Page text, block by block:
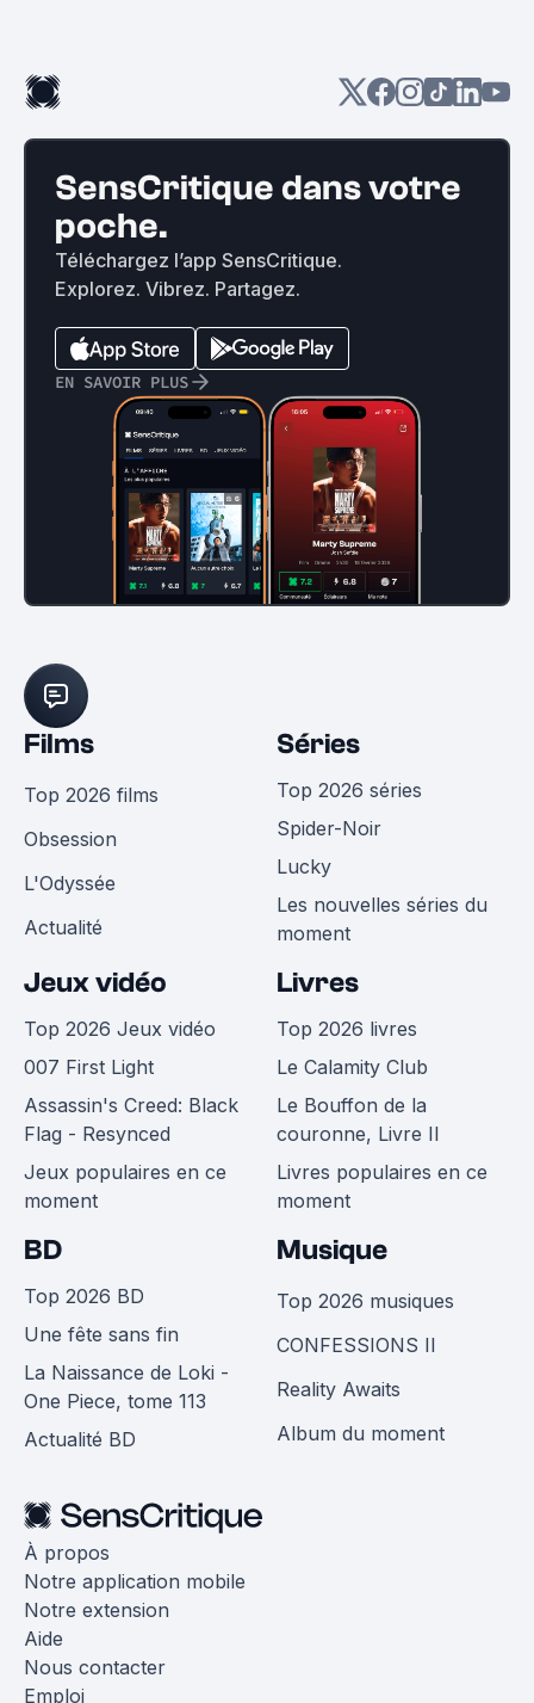
SensCritique dans votre
poche.
Téléchargez l’app SensCritique.
Explorez. Vibrez. Partagez.
EN SAVOIR PLUS
Films
Top 2026 films
Obsession
L'Odyssée
Actualité
Séries
Top 2026 séries
Spider-Noir
Lucky
Les nouvelles séries du
moment
Jeux vidéo
Top 2026 Jeux vidéo
007 First Light
Assassin's Creed: Black
Flag - Resynced
Jeux populaires en ce
moment
Livres
Top 2026 livres
Le Calamity Club
Le Bouffon de la
couronne, Livre II
Livres populaires en ce
moment
BD
Top 2026 BD
Une fête sans fin
La Naissance de Loki -
One Piece, tome 113
Actualité BD
Musique
Top 2026 musiques
CONFESSIONS II
Reality Awaits
Album du moment
À propos
Notre application mobile
Notre extension
Aide
Nous contacter
Emploi